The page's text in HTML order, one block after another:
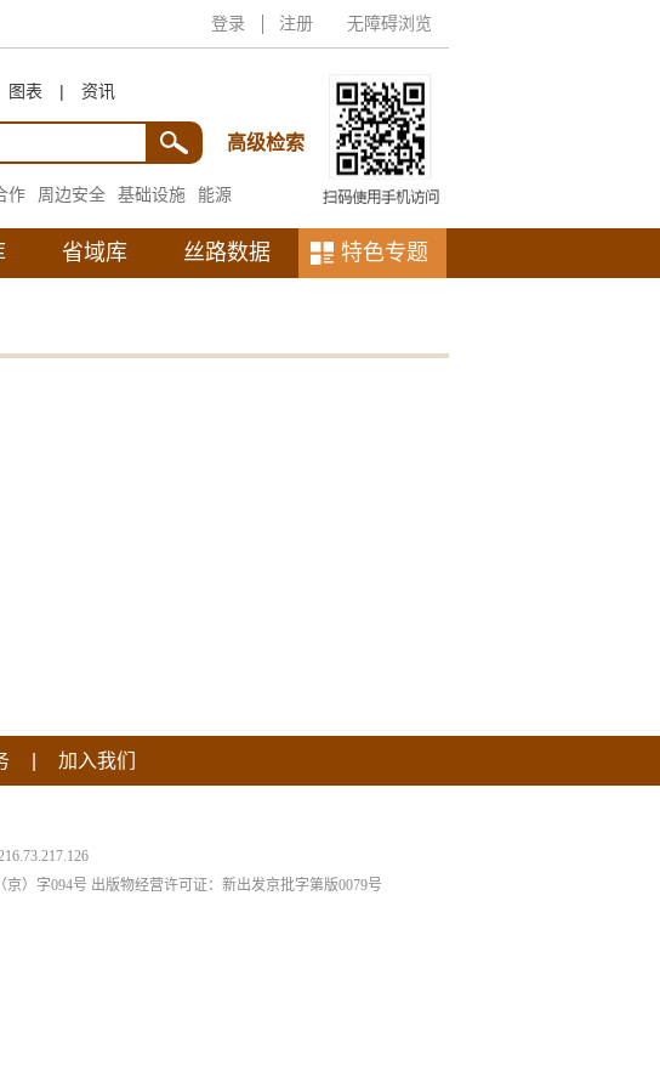
登录 注册 无障碍浏览
图表 | 资讯
高级检索
作 周边安全 基础设施
能源
省域库 丝路数据 特色专题
加入我们
）字094号 出版物经营许可证：新出发京批字第版0079号